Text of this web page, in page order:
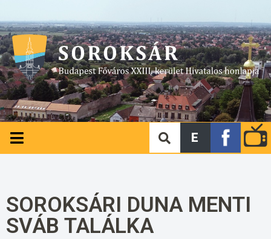
E
SOROKSÁRI DUNA MENTI
SVÁB TALÁLKA